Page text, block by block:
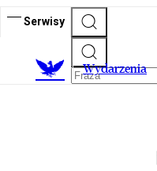
Serwisy
Wydarzenia